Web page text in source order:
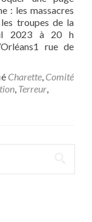
: les massacres
troupes de la
2023 à 20 h
rue de
Charette, Comité
, Terreur,